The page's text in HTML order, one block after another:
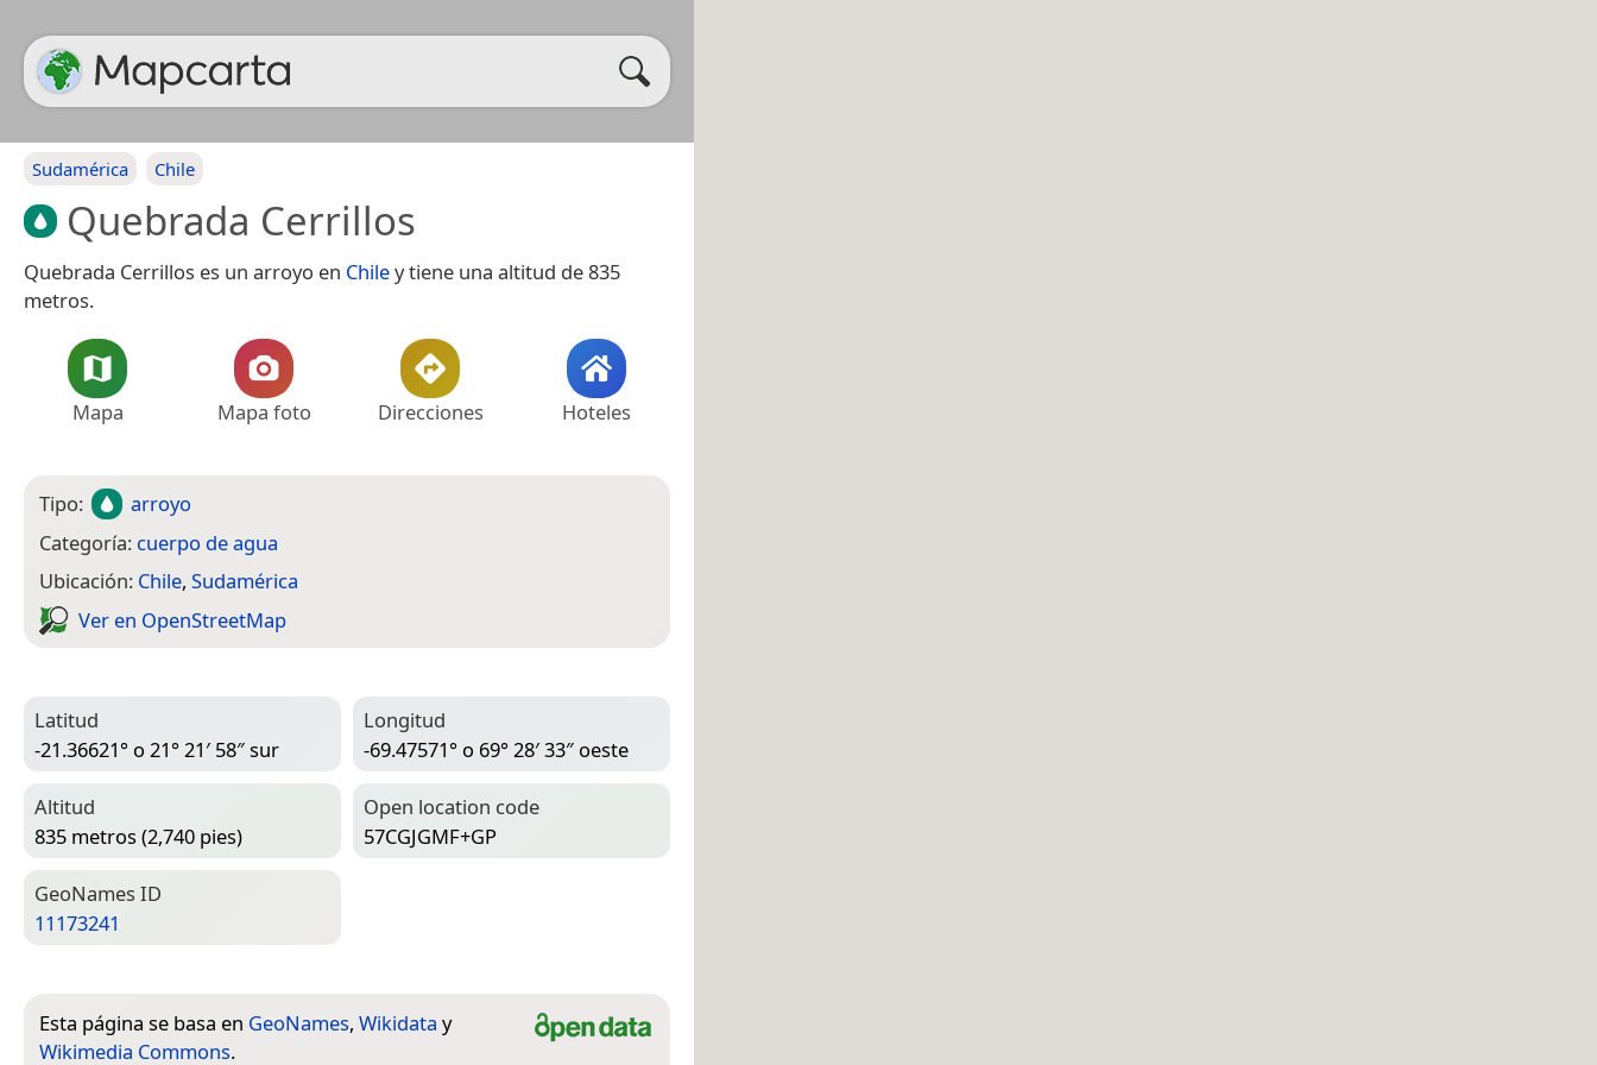
Sudamérica Chile
Quebrada Cerrillos
Quebrada Cerrillos es un arroyo en Chiley tiene una altitud de 835
metros.
Mapa Mapa foto Direcciones Hoteles
Tipo:
arroyo
Categoría: cuerpo de agua
Ubicación: Chile, Sudamérica
Ver en Open­Street­Map
Latitud
-21.36621° o 21° 21′ 58″ sur
Longitud
-69.47571° o 69° 28′ 33″ oeste
Altitud
835 metros (2,740 pies)
Open location code
57CGJGMF+GP
Geo­Names ID
11173241
Esta página se basa en GeoNames, Wikidata y
Wikimedia Commons.